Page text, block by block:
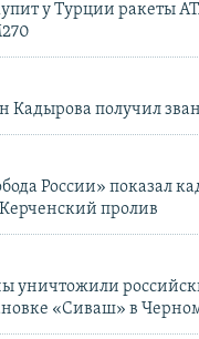
у Турции ракеты
Кадырова получил
России» показал
пролив
уничтожили
«Сиваш» в